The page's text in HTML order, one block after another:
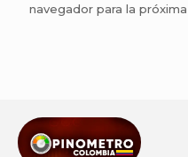
navegador para la